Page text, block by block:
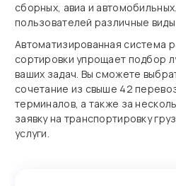
сборных, авиа и
пользователей различные
Автоматизированная система
сортировки упрощает подбор
ваших задач. Вы сможете
сочетание из свыше 42
терминалов, а также за
заявку на транспортировку
услуги.